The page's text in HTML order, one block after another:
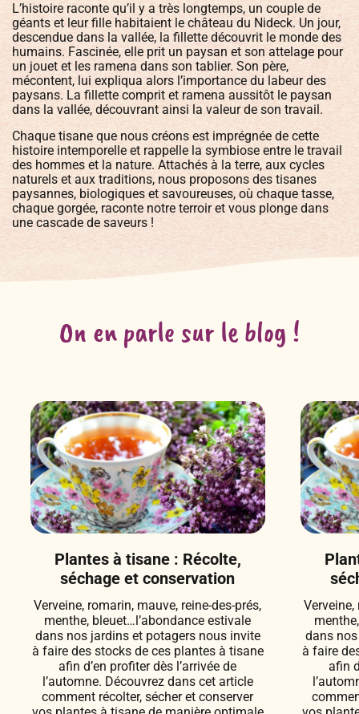
L’histoire raconte qu’il y a très longtemps, un couple de
géants et leur fille habitaient le château du Nideck. Un jour,
descendue dans la vallée, la fillette découvrit le monde des
humains. Fascinée, elle prit un paysan et son attelage pour
un jouet et les ramena dans son tablier. Son père,
mécontent, lui expliqua alors l’importance du labeur des
paysans. La fillette comprit et ramena aussitôt le paysan
dans la vallée, découvrant ainsi la valeur de son travail.
Chaque tisane que nous créons est imprégnée de cette
histoire intemporelle et rappelle la symbiose entre le travail
des hommes et la nature. Attachés à la terre, aux cycles
naturels et aux traditions, nous proposons des tisanes
paysannes, biologiques et savoureuses, où chaque tasse,
chaque gorgée, raconte notre terroir et vous plonge dans
une cascade de saveurs !
On en parle sur le blog !
Plantes à tisane : Récolte,
séchage et conservation
Verveine, romarin, mauve, reine-des-prés,
menthe, bleuet…l’abondance estivale
dans nos jardins et potagers nous invite
à faire des stocks de ces plantes à tisane
afin d’en profiter dès l’arrivée de
l’automne. Découvrez dans cet article
comment récolter, sécher et conserver
Verveine,
dans
à faire
afin